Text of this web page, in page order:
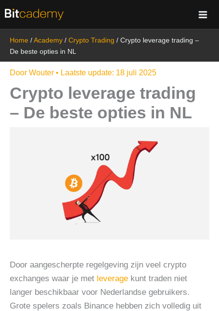
naar
inhoud
Home /Academy / Crypto Trading / Crypto leverage trading –
De beste opties in NL
Door Wouter • Laatste update: 18 juli 2025
Crypto leverage trading
– De beste opties in NL
Door aangescherpte regelgeving zijn veel crypto
exchanges waar je met leverage kunt traden niet
langer beschikbaar voor Nederlandse gebruikers.
Grote spelers zoals Binance hebben zich volledig uit